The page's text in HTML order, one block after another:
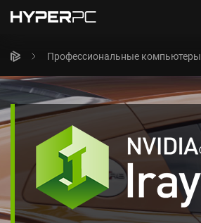
Профессиональные компьютеры